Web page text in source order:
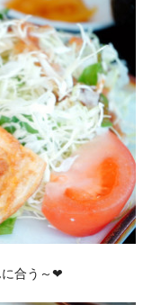
合う～❤